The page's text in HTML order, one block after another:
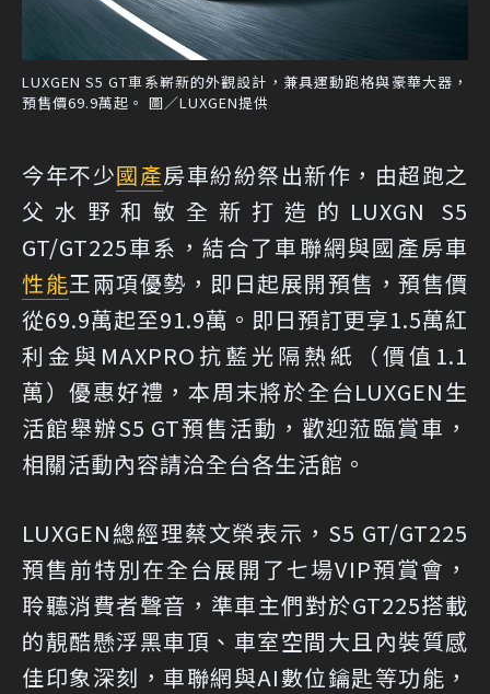
LUXGEN S5 GT車系嶄新的外觀設計，兼具運動跑格與豪華大器，
預售價69.9萬起。 圖／LUXGEN提供
今年不少國產房車紛紛祭出新作，由超跑之
父水野和敏全新打造的LUXGN S5
GT/GT225車系，結合了車聯網與國產房車
性能王兩項優勢，即日起展開預售，預售價
從69.9萬起至91.9萬。即日預訂更享1.5萬紅
利金與MAXPRO抗藍光隔熱紙（價值1.1
萬）優惠好禮，本周末將於全台LUXGEN生
活館舉辦S5 GT預售活動，歡迎蒞臨賞車，
相關活動內容請洽全台各生活館。
LUXGEN總經理蔡文榮表示，S5 GT/GT225
預售前特別在全台展開了七場VIP預賞會，
聆聽消費者聲音，準車主們對於GT225搭載
的靚酷懸浮黑車頂、車室空間大且內裝質感
佳印象深刻，車聯網與AI數位鑰匙等功能，